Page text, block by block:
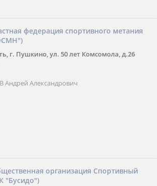
федерация спортивного метания
г. Пушкино, ул. 50 лет Комсомола, д.26
Андрей Александрович
организация Спортивный
"Бусидо")